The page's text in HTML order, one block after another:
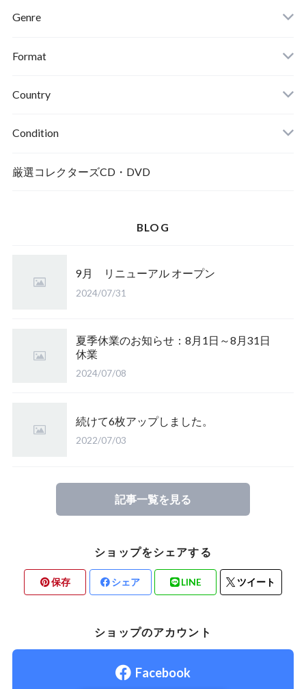
Genre
Format
Country
Condition
厳選コレクターズCD・DVD
BLOG
9月 リニューアル オープン
2024/07/31
夏季休業のお知らせ：8月1日～8月31日
休業
2024/07/08
続けて6枚アップしました。
2022/07/03
記事一覧を見る
ショップをシェアする
保存 シェア LINE ツイート
ショップのアカウント
Facebook